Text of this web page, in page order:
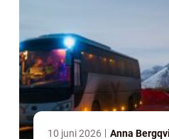
10 juni 2026 Anna